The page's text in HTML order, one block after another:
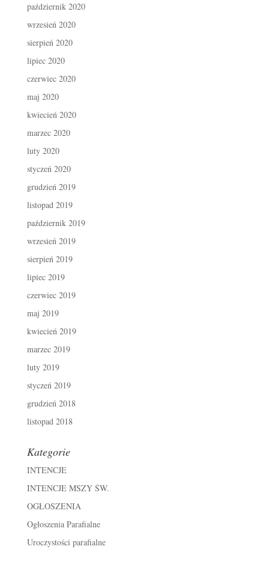
październik 2020
wrzesień 2020
sierpień 2020
lipiec 2020
czerwiec 2020
maj 2020
kwiecień 2020
marzec 2020
luty 2020
styczeń 2020
grudzień 2019
listopad 2019
październik 2019
wrzesień 2019
sierpień 2019
lipiec 2019
czerwiec 2019
maj 2019
kwiecień 2019
marzec 2019
luty 2019
styczeń 2019
grudzień 2018
listopad 2018
Kategorie
INTENCJE
INTENCJE MSZY ŚW.
OGŁOSZENIA
Ogłoszenia Parafialne
Uroczystości parafialne